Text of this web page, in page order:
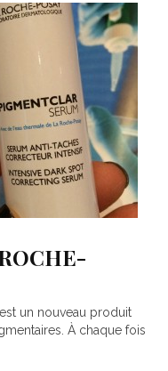
est un nouveau produit
À chaque fois